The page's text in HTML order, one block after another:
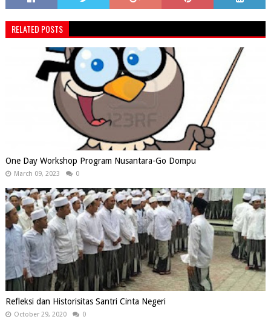
RELATED POSTS
One Day Workshop Program Nusantara-Go Dompu
March 09, 2023 0
Refleksi dan Historisitas Santri Cinta Negeri
October 29, 2020 0